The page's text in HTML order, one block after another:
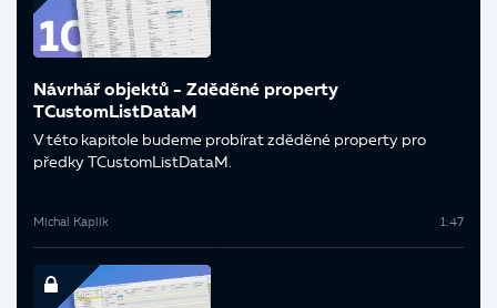
Návrhář objektů - Zděděné property
TCustomListDataM
V této kapitole budeme probírat zděděné property pro
předky TCustomListDataM.
Michal Kaplík 1:47